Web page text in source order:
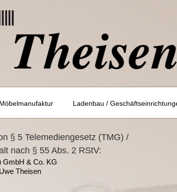
Ladenbau /
§ 5 Telemediengesetz (TMG) /
nach § 55 Abs. 2 RStV:
GmbH & Co. KG
Theisen